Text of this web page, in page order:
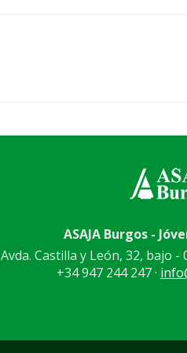
ASAJA Burgos -
Avda. Castilla y León, 32, bajo -
+34 947 244 247 ·